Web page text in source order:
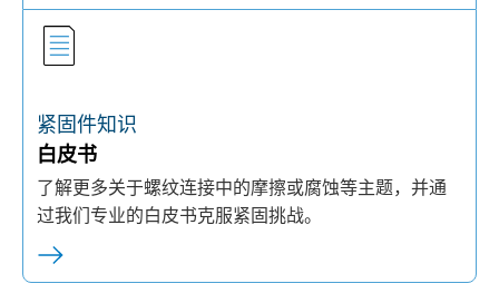
紧固件知识
白皮书
了解更多关于螺纹连接中的摩擦或腐蚀等主题，并通
过我们专业的白皮书克服紧固挑战。